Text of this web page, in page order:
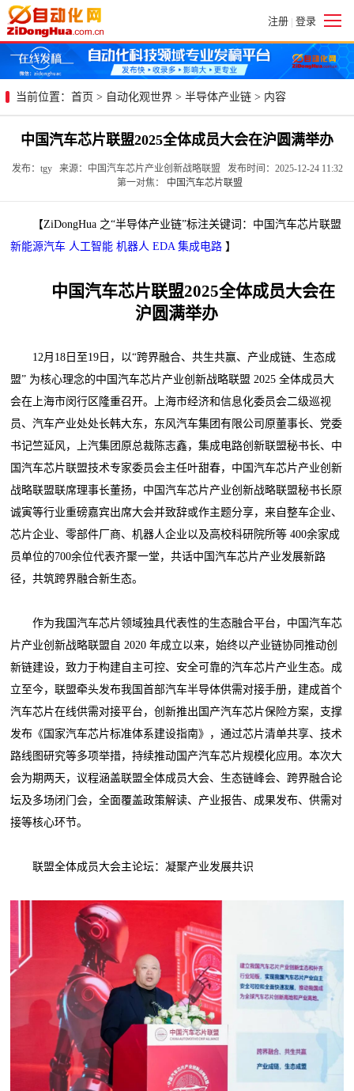
注册 | 登录
当前位置： 首页 > 自动化观世界 > 半导体产业链 > 内容
中国汽车芯片联盟2025全体成员大会在沪圆满举办
发布：tgy 来源：中国汽车芯片产业创新战略联盟 发布时间：2025-12-24 11:32
第一对焦：
中国汽车芯片联盟
【ZiDongHua 之“半导体产业链”标注关键词：中国汽车芯片联盟
新能源汽车 人工智能 机器人 EDA 集成电路 】
中国汽车芯片联盟2025全体成员大会在
沪圆满举办
12月18日至19日，以“跨界融合、共生共赢、产业成链、生态成
盟” 为核心理念的中国汽车芯片产业创新战略联盟 2025 全体成员大
会在上海市闵行区隆重召开。上海市经济和信息化委员会二级巡视
员、汽车产业处处长韩大东，东风汽车集团有限公司原董事长、党委
书记竺延风，上汽集团原总裁陈志鑫，集成电路创新联盟秘书长、中
国汽车芯片联盟技术专家委员会主任叶甜春，中国汽车芯片产业创新
战略联盟联席理事长董扬，中国汽车芯片产业创新战略联盟秘书长原
诚寅等行业重磅嘉宾出席大会并致辞或作主题分享，来自整车企业、
芯片企业、零部件厂商、机器人企业以及高校科研院所等 400余家成
员单位的700余位代表齐聚一堂，共话中国汽车芯片产业发展新路
径，共筑跨界融合新生态。
作为我国汽车芯片领域独具代表性的生态融合平台，中国汽车芯
片产业创新战略联盟自 2020 年成立以来，始终以产业链协同推动创
新链建设，致力于构建自主可控、安全可靠的汽车芯片产业生态。成
立至今，联盟牵头发布我国首部汽车半导体供需对接手册，建成首个
汽车芯片在线供需对接平台，创新推出国产汽车芯片保险方案，支撑
发布《国家汽车芯片标准体系建设指南》，通过芯片清单共享、技术
路线图研究等多项举措，持续推动国产汽车芯片规模化应用。本次大
会为期两天，议程涵盖联盟全体成员大会、生态链峰会、跨界融合论
坛及多场闭门会，全面覆盖政策解读、产业报告、成果发布、供需对
接等核心环节。
联盟全体成员大会主论坛：凝聚产业发展共识